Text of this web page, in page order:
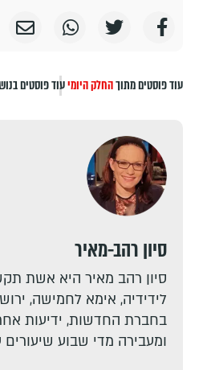
עוד פוסטים מתוךהחלק היומיעוד פוסטים
סיון רהב-מאיר
סיון רהב מאיר היא אשת
לידידיה, אימא לחמישה,
בחברת החדשות, ידיעות
ומעבירה מדי שבוע